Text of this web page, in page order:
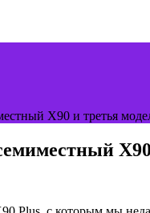
X90 и третья